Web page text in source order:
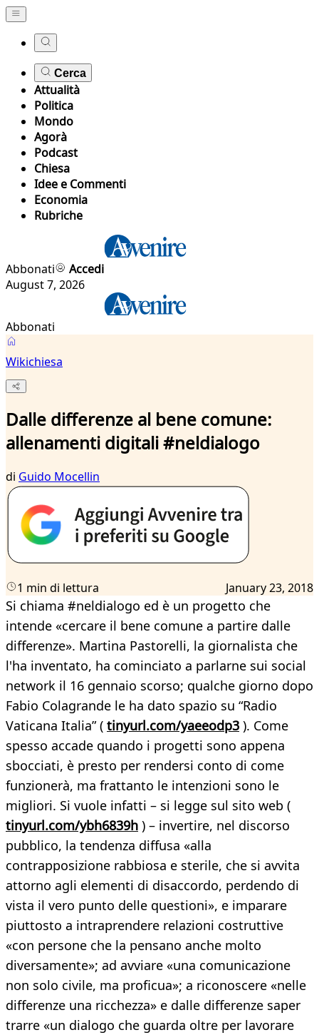
Cerca
Attualità
Politica
Mondo
Agorà
Podcast
Chiesa
Idee e Commenti
Economia
Rubriche
Abbonati
Accedi
August 7, 2026
Abbonati
Wikichiesa
Dalle differenze al bene comune:
allenamenti digitali #neldialogo
di Guido Mocellin
1 min di lettura January 23, 2018
Si chiama #neldialogo ed è un progetto che
intende «cercare il bene comune a partire dalle
differenze». Martina Pastorelli, la giornalista che
l'ha inventato, ha cominciato a parlarne sui social
network il 16 gennaio scorso; qualche giorno dopo
Fabio Colagrande le ha dato spazio su “Radio
Vaticana Italia” ( tinyurl.com/yaeeodp3 ). Come
spesso accade quando i progetti sono appena
sbocciati, è presto per rendersi conto di come
funzionerà, ma frattanto le intenzioni sono le
migliori. Si vuole infatti – si legge sul sito web (
tinyurl.com/ybh6839h ) – invertire, nel discorso
pubblico, la tendenza diffusa «alla
contrapposizione rabbiosa e sterile, che si avvita
attorno agli elementi di disaccordo, perdendo di
vista il vero punto delle questioni», e imparare
piuttosto a intraprendere relazioni costruttive
«con persone che la pensano anche molto
diversamente»; ad avviare «una comunicazione
non solo civile, ma proficua»; a riconoscere «nelle
differenze una ricchezza» e dalle differenze saper
trarre «un dialogo che guarda oltre per lavorare